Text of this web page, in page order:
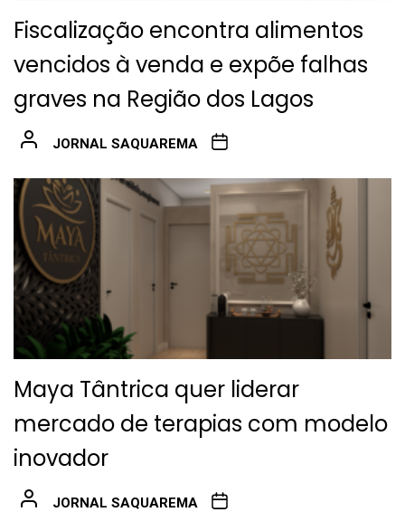
Fiscalização encontra alimentos
vencidos à venda e expõe falhas
graves na Região dos Lagos
JORNAL SAQUAREMA
Maya Tântrica quer liderar
mercado de terapias com modelo
inovador
JORNAL SAQUAREMA